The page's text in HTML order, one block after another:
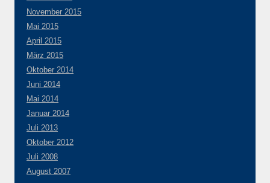
November 2015
Mai 2015
April 2015
März 2015
Oktober 2014
Juni 2014
Mai 2014
Januar 2014
Juli 2013
Oktober 2012
Juli 2008
August 2007